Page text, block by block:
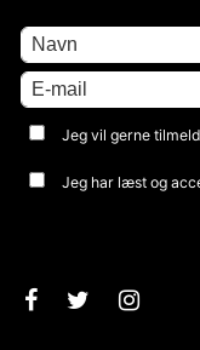
Jeg vil gerne
Jeg har læst og